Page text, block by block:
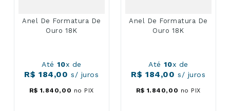
Anel De Formatura De
Ouro 18K
Até10x de
R$ 184,00 s/ juros
R$ 1. 840, 00 no PIX
Anel De Formatura De
Ouro 18K
Até10x de
R$ 184,00 s/ juros
R$ 1. 840, 00 no PIX